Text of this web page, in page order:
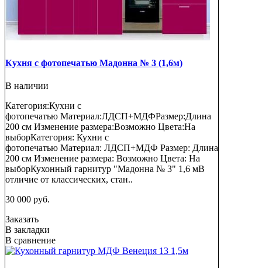
Кухня с фотопечатью Мадонна № 3 (1,6м)
В наличии
Категория:Кухни с
фотопечатью Материал:ЛДСП+МДФРазмер:Длина
200 см Изменение размера:Возможно Цвета:На
выборКатегория: Кухни с
фотопечатью Материал: ЛДСП+МДФ Размер: Длина
200 см Изменение размера: Возможно Цвета: На
выборКухонный гарнитур "Мадонна № 3" 1,6 мВ
отличие от классических, стан..
30 000 руб.
Заказать
В закладки
В сравнение